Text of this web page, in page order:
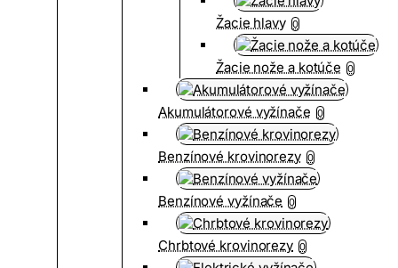
Žacie hlavy 0
Žacie nože a kotúče 0
Akumulátorové vyžínače 0
Benzínové krovinorezy 0
Benzínové vyžínače 0
Chrbtové krovinorezy 0